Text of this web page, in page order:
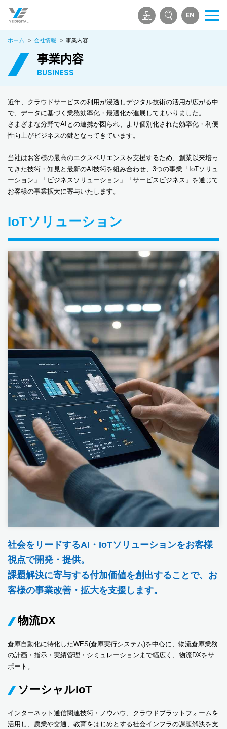
EN
メ
ホーム > 会社情報 > 事業内容
事業内容
BUSINESS
近年、クラウドサービスの利用が浸透しデジタル技術の活用が広がる中
で、データに基づく業務効率化・最適化が進展してまいりました。
さまざまな分野でAIとの連携が図られ、より個別化された効率化・利便
性向上がビジネスの鍵となってきています。
当社はお客様の最高のエクスペリエンスを支援するため、創業以来培っ
てきた技術・知見と最新のAI技術を組み合わせ、3つの事業「IoTソリュ
ーション」「ビジネスソリューション」「サービスビジネス」を通じて
お客様の事業拡大に寄与いたします。
IoTソリューション
社会をリードするAI・IoTソリューションをお客様
視点で開発・提供。
課題解決に寄与する付加価値を創出することで、お
客様の事業改善・拡大を支援します。
物流DX
倉庫自動化に特化したWES(倉庫実行システム)を中心に、物流倉庫業務
の計画・指示・実績管理・シミュレーションまで幅広く、物流DXをサ
ポート。
ソーシャルIoT
インターネット通信関連技術・ノウハウ、クラウドプラットフォームを
活用し、農業や交通、教育をはじめとする社会インフラの課題解決を支